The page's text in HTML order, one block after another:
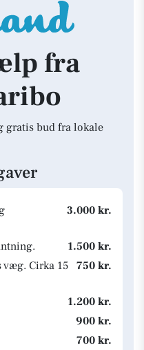
fra
gratis bud fra lokale
3.000 kr.
1.500 kr.
væg. Cirka 15 750 kr.
1.200 kr.
900 kr.
700 kr.